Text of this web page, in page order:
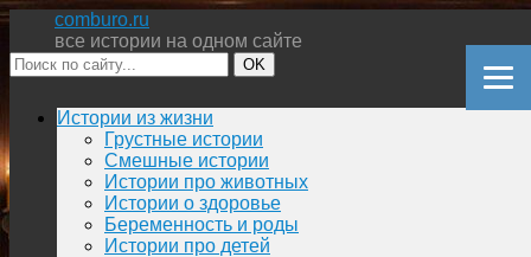
comburo.ru
все истории на одном сайте
OK
Перейти
к
содержимому
Истории из жизни
Грустные истории
Смешные истории
Истории про животных
Истории о здоровье
Беременность и роды
Истории про детей